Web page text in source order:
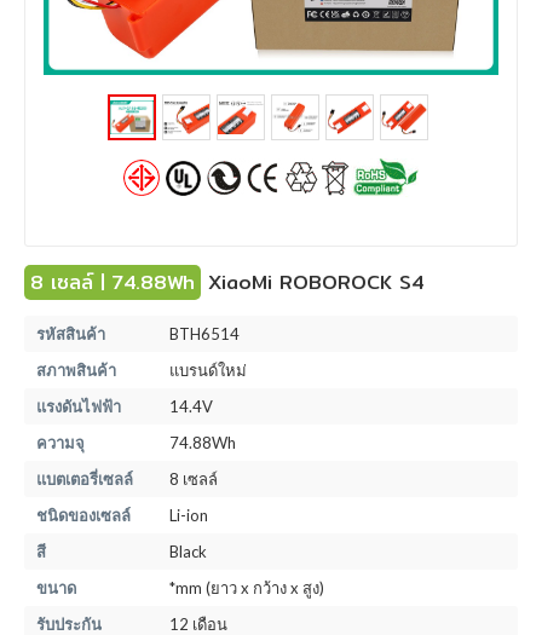
8 เซลล์ | 74.88Wh XiaoMi ROBOROCK S4
รหัสสินค้า
BTH6514
สภาพสินค้า
แบรนด์ใหม่
แรงดันไฟฟ้า
14.4V
ความจุ
74.88Wh
แบตเตอรี่เซลล์
8 เซลล์
ชนิดของเซลล์
Li-ion
สี
Black
ขนาด
*mm (ยาว x กว้าง x สูง)
รับประกัน
12 เดือน